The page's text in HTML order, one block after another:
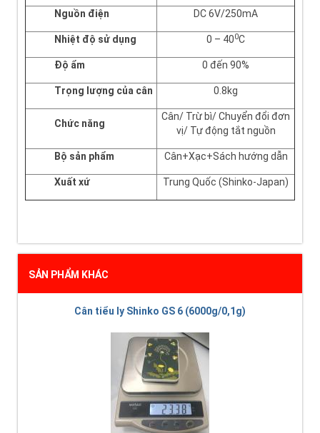
Nguồn điện DC 6V/250mA
Nhiệt độ sử dụng 0 – 400C
Độ ẩm 0 đến 90%
Trọng lượng của cân 0.8kg
Chức năng
Cân/ Trừ bì/ Chuyển đổi đơn
vị/ Tự động tắt nguồn
Bộ sản phẩm Cân+Xạc+Sách hướng dẫn
Xuất xứ Trung Quốc (Shinko-Japan)
SẢN PHẨM KHÁC
Cân tiểu ly Shinko GS 6 (6000g/0,1g)